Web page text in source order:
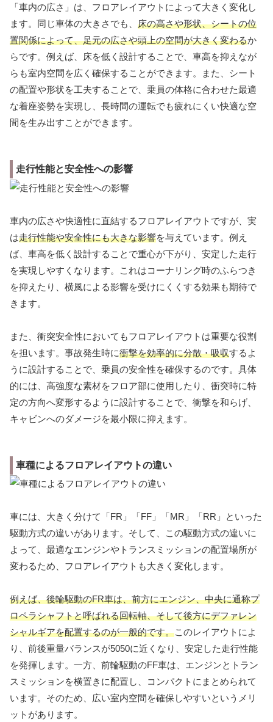
「車内の広さ」は、フロアレイアウトによって大きく変化し
ます。同じ車体の大きさでも、 床の高さや形状、シートの位
置関係によって、足元の広さや頭上の空間が大きく変わるか
らです。例えば、床を低く設計することで、車高を抑えなが
らも室内空間を広く確保することができます。また、シート
の配置や形状を工夫することで、乗員の体格に合わせた最適
な着座姿勢を実現し、長時間の運転でも疲れにくい快適な空
間を生み出すことができます。
走行性能と安全性への影響
車内の広さや快適性に直結するフロアレイアウトですが、実
は走行性能や安全性にも大きな影響を与えています。例え
ば、車高を低く設計することで重心が下がり、安定した走行
を実現しやすくなります。これはコーナリング時のふらつき
を抑えたり、横風による影響を受けにくくする効果も期待で
きます。
また、衝突安全性においてもフロアレイアウトは重要な役割
を担います。事故発生時に衝撃を効率的に分散・吸収するよ
うに設計することで、乗員の安全性を確保するのです。具体
的には、高強度な素材をフロア部に使用したり、衝突時に特
定の方向へ変形するように設計することで、衝撃を和らげ、
キャビンへのダメージを最小限に抑えます。
車種によるフロアレイアウトの違い
車には、大きく分けて「FR」「FF」「MR」「RR」といった
駆動方式の違いがあります。そして、この駆動方式の違いに
よって、最適なエンジンやトランスミッションの配置場所が
変わるため、フロアレイアウトも大きく変化します。
例えば、後輪駆動のFR車は、前方にエンジン、中央に通称プ
ロペラシャフトと呼ばれる回転軸、そして後方にデファレン
シャルギアを配置するのが一般的です。このレイアウトによ
り、前後重量バランスが5050に近くなり、安定した走行性能
を発揮します。一方、前輪駆動のFF車は、エンジンとトラン
スミッションを横置きに配置し、コンパクトにまとめられて
います。そのため、広い室内空間を確保しやすいというメリ
ットがあります。